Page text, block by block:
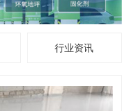
行业资讯